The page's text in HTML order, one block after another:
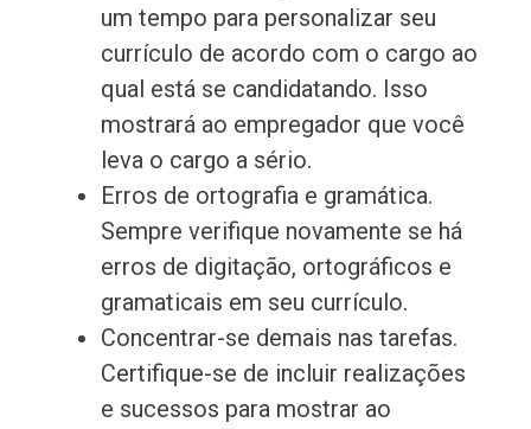
um tempo para personalizar seu
currículo de acordo com o cargo ao
qual está se candidatando. Isso
mostrará ao empregador que você
leva o cargo a sério.
Erros de ortografia e gramática.
Sempre verifique novamente se há
erros de digitação, ortográficos e
gramaticais em seu currículo.
Concentrar-se demais nas tarefas.
Certifique-se de incluir realizações
e sucessos para mostrar ao